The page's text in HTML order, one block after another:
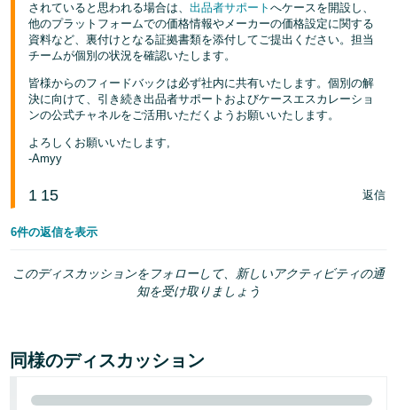
されていると思われる場合は、出品者サポートへケースを開設し、
他のプラットフォームでの価格情報やメーカーの価格設定に関する
資料など、裏付けとなる証拠書類を添付してご提出ください。担当
チームが個別の状況を確認いたします。
皆様からのフィードバックは必ず社内に共有いたします。個別の解
決に向けて、引き続き出品者サポートおよびケースエスカレーショ
ンの公式チャネルをご活用いただくようお願いいたします。
よろしくお願いいたします,
-Amyy
1 15 返信
6件の返信を表示
このディスカッションをフォローして、新しいアクティビティの通
知を受け取りましょう
同様のディスカッション